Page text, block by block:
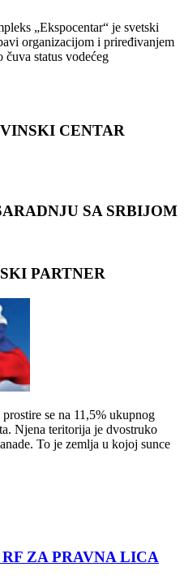
„Ekspocentar“ je svetski
organizacijom i priređivanjem
čuva status vodećeg
CENTAR
SA SRBIJOM
PARTNER
se na 11,5% ukupnog
Njena teritorija je dvostruko
To je zemlja u kojoj sunce
ZA PRAVNA LICA